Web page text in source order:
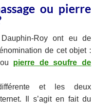
ou pierre
Roy ont eu de
de cet objet :
pierre de soufre de
et les deux
Il s’agit en fait du